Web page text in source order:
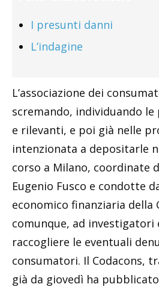
I presunti danni
L’indagine
L’associazione dei
scremando, individuando
e rilevanti, e poi già nelle
intenzionata a depositarle
corso a Milano, coordinate
Eugenio Fusco e condotte
economico finanziaria della
comunque, ad investigatori
raccogliere le eventuali
consumatori. Il Codacons,
già da giovedì ha